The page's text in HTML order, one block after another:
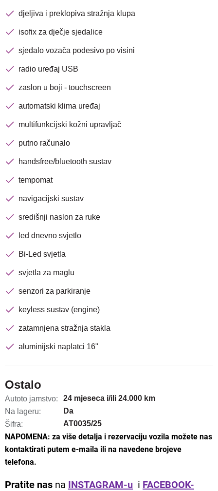
djeljiva i preklopiva stražnja klupa
isofix za dječje sjedalice
sjedalo vozača podesivo po visini
radio uređaj USB
zaslon u boji - touchscreen
automatski klima uređaj
multifunkcijski kožni upravljač
putno računalo
handsfree/bluetooth sustav
tempomat
navigacijski sustav
središnji naslon za ruke
led dnevno svjetlo
Bi-Led svjetla
svjetla za maglu
senzori za parkiranje
keyless sustav (engine)
zatamnjena stražnja stakla
aluminijski naplatci 16"
Ostalo
Autoto jamstvo:
24 mjeseca i/ili 24.000 km
Na lageru:
Da
Šifra:
AT0035/25
NAPOMENA: za više detalja i rezervaciju vozila možete nas
kontaktirati putem e-maila ili na navedene brojeve
telefona.
Pratite nas na INSTAGRAM-u i FACEBOOK-
Nova lokacija - Slavonska
Brza pretraga Napredna pretraga